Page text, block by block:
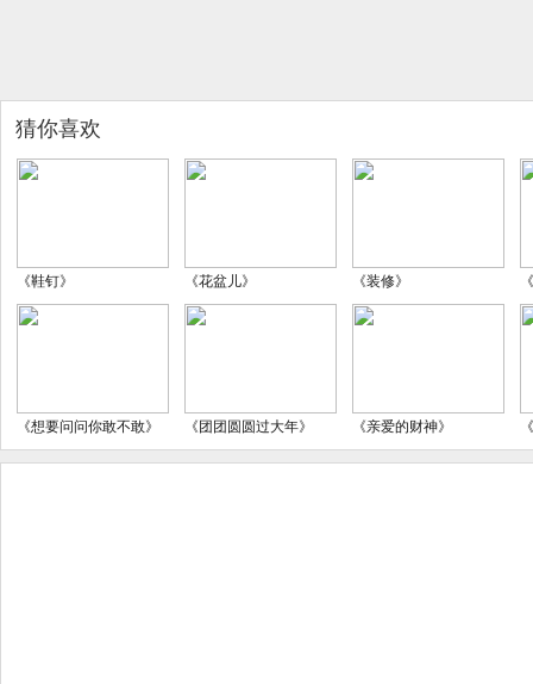
猜你喜欢
《鞋钉》 《花盆儿》 《装修》
《想要问问你敢不敢》 《团团圆圆过大年》 《亲爱的财神》